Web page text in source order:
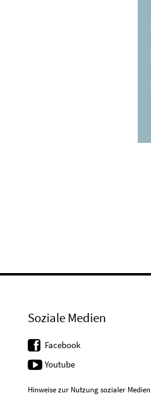
Soziale Medien
Facebook
Youtube
Hinweise zur Nutzung sozialer Medien